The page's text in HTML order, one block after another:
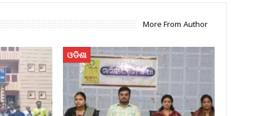
More From Author
ଓଡିଶା